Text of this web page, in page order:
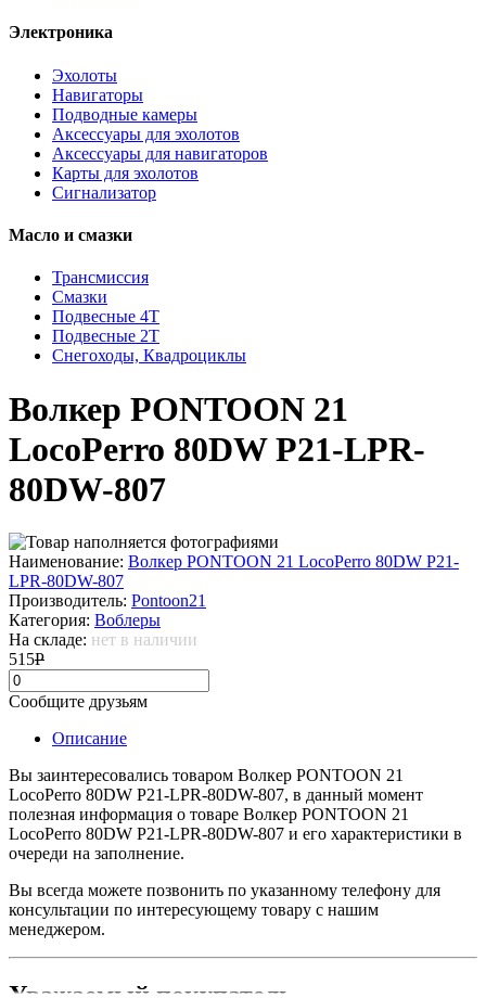
Электроника
Эхолоты
Навигаторы
Подводные камеры
Аксессуары для эхолотов
Аксессуары для навигаторов
Карты для эхолотов
Сигнализатор
Масло и смазки
Трансмиссия
Смазки
Подвесные 4Т
Подвесные 2Т
Снегоходы, Квадроциклы
Волкер PONTOON 21
LocoPerro 80DW P21-LPR-
80DW-807
Наименование: Волкер PONTOON 21 LocoPerro 80DW P21-
LPR-80DW-807
Производитель: Pontoon21
Категория: Воблеры
На складе: нет в наличии
515Р
Сообщите друзьям
Описание
Вы заинтересовались товаром Волкер PONTOON 21
LocoPerro 80DW P21-LPR-80DW-807, в данный момент
полезная информация о товаре Волкер PONTOON 21
LocoPerro 80DW P21-LPR-80DW-807 и его характеристики в
очереди на заполнение.
Вы всегда можете позвонить по указанному телефону для
консультации по интересующему товару с нашим
менеджером.